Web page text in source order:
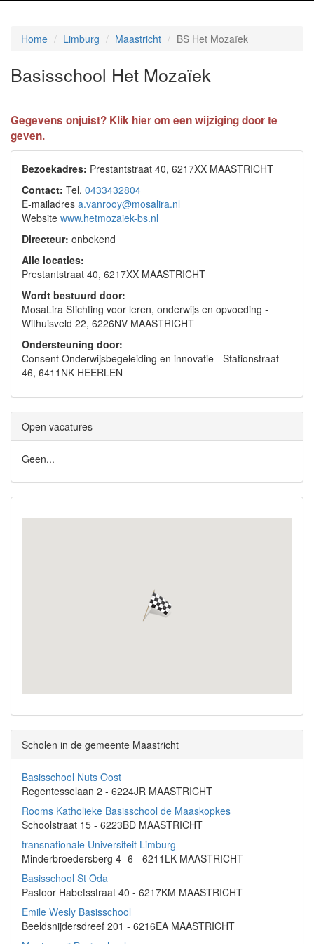
Home Limburg Maastricht BS Het Mozaïek
Basisschool Het Mozaïek
Gegevens onjuist? Klik hier om een wijziging door te
geven.
Bezoekadres: Prestantstraat 40, 6217XX MAASTRICHT
Contact: Tel. 0433432804
E-mailadres a.vanrooy@mosalira.nl
Website www.hetmozaiek-bs.nl
Directeur: onbekend
Alle locaties:
Prestantstraat 40, 6217XX MAASTRICHT
Wordt bestuurd door:
MosaLira Stichting voor leren, onderwijs en opvoeding -
Withuisveld 22, 6226NV MAASTRICHT
Ondersteuning door:
Consent Onderwijsbegeleiding en innovatie - Stationstraat
46, 6411NK HEERLEN
Open vacatures
Geen...
Scholen in de gemeente Maastricht
Basisschool Nuts Oost
Regentesselaan 2 - 6224JR MAASTRICHT
Rooms Katholieke Basisschool de Maaskopkes
Schoolstraat 15 - 6223BD MAASTRICHT
transnationale Universiteit Limburg
Minderbroedersberg 4 -6 - 6211LK MAASTRICHT
Basisschool St Oda
Pastoor Habetsstraat 40 - 6217KM MAASTRICHT
Emile Wesly Basisschool
Beeldsnijdersdreef 201 - 6216EA MAASTRICHT